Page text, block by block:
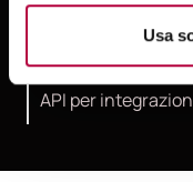
Usa
Notarizzazione
API per